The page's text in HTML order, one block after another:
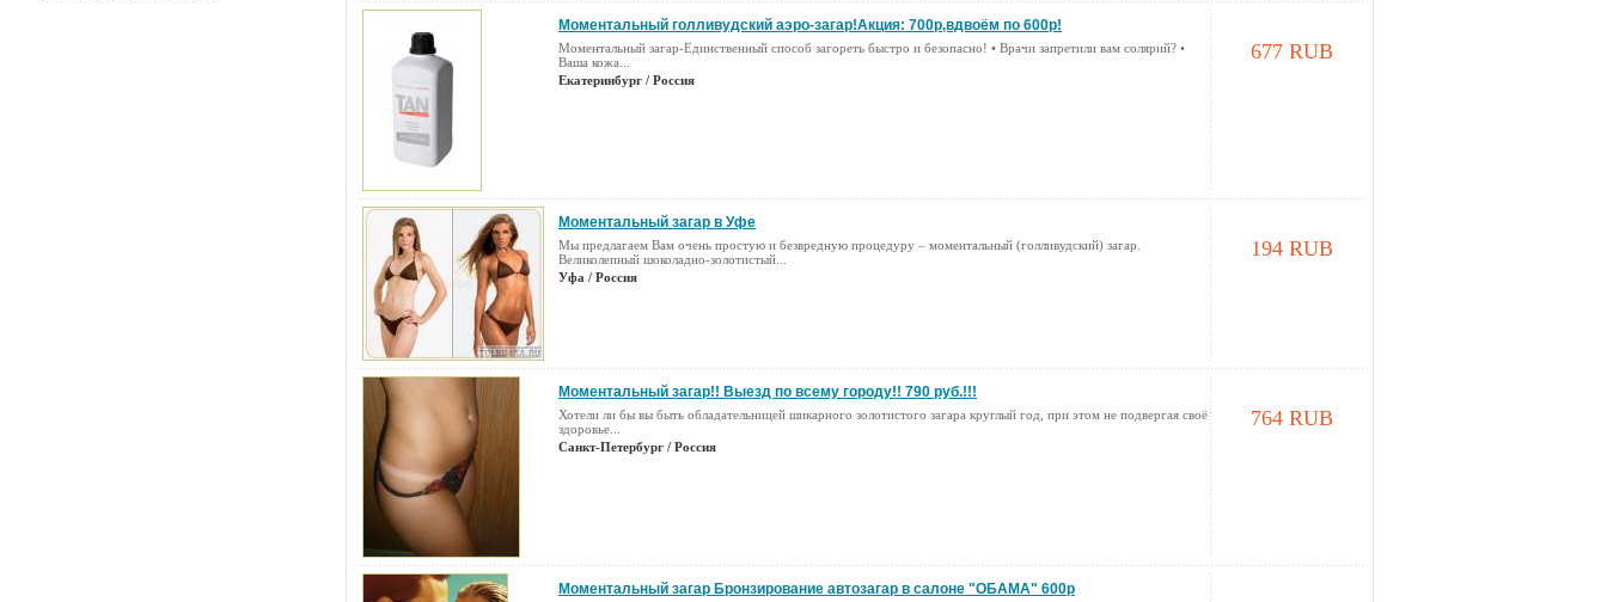
Моментальный голливудский аэро-загар!Акция: 700р,вдвоём по 600р!
Моментальный загар-Единственный способ загореть быстро и безопасно! • Врачи запретили вам солярий? •
Ваша кожа...
Екатеринбург / Россия
677 RUB
Моментальный загар в Уфе
Мы предлагаем Вам очень простую и безвредную процедуру – моментальный (голливудский) загар.
Великолепный шоколадно-золотистый...
Уфа / Россия
194 RUB
Моментальный загар!! Выезд по всему городу!! 790 руб.!!!
Хотели ли бы вы быть обладательницей шикарного золотистого загара круглый год, при этом не подвергая своё
здоровье...
Санкт-Петербург / Россия
764 RUB
Моментальный загар Бронзирование автозагар в салоне "ОБАМА" 600р